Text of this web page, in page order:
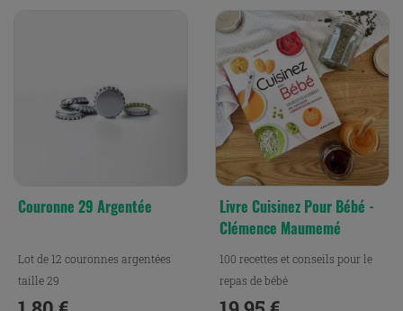
Couronne 29 Argentée
Lot de 12 couronnes argentées
taille 29
Prix
Livre Cuisinez Pour Bébé -
Clémence Maumemé
100 recettes et conseils pour le
repas de bébé
Prix